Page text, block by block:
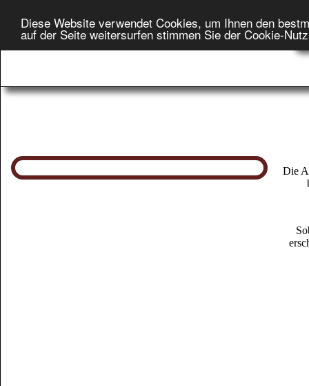
Diese Website verwendet Cookies, um Ihnen den
auf der Seite weitersurfen stimmen Sie der Cookie-
Die